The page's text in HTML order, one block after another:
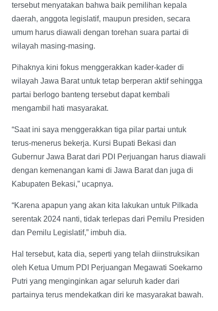
tersebut menyatakan bahwa baik pemilihan kepala
daerah, anggota legislatif, maupun presiden, secara
umum harus diawali dengan torehan suara partai di
wilayah masing-masing.
Pihaknya kini fokus menggerakkan kader-kader di
wilayah Jawa Barat untuk tetap berperan aktif sehingga
partai berlogo banteng tersebut dapat kembali
mengambil hati masyarakat.
“Saat ini saya menggerakkan tiga pilar partai untuk
terus-menerus bekerja. Kursi Bupati Bekasi dan
Gubernur Jawa Barat dari PDI Perjuangan harus diawali
dengan kemenangan kami di Jawa Barat dan juga di
Kabupaten Bekasi,” ucapnya.
“Karena apapun yang akan kita lakukan untuk Pilkada
serentak 2024 nanti, tidak terlepas dari Pemilu Presiden
dan Pemilu Legislatif,” imbuh dia.
Hal tersebut, kata dia, seperti yang telah diinstruksikan
oleh Ketua Umum PDI Perjuangan Megawati Soekarno
Putri yang menginginkan agar seluruh kader dari
partainya terus mendekatkan diri ke masyarakat bawah.